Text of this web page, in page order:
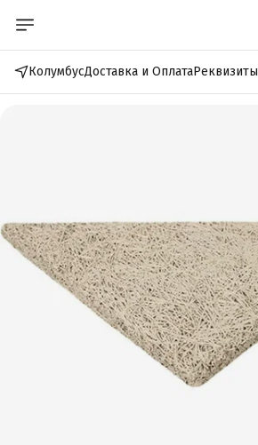
КолумбусДоставка и ОплатаРеквизиты